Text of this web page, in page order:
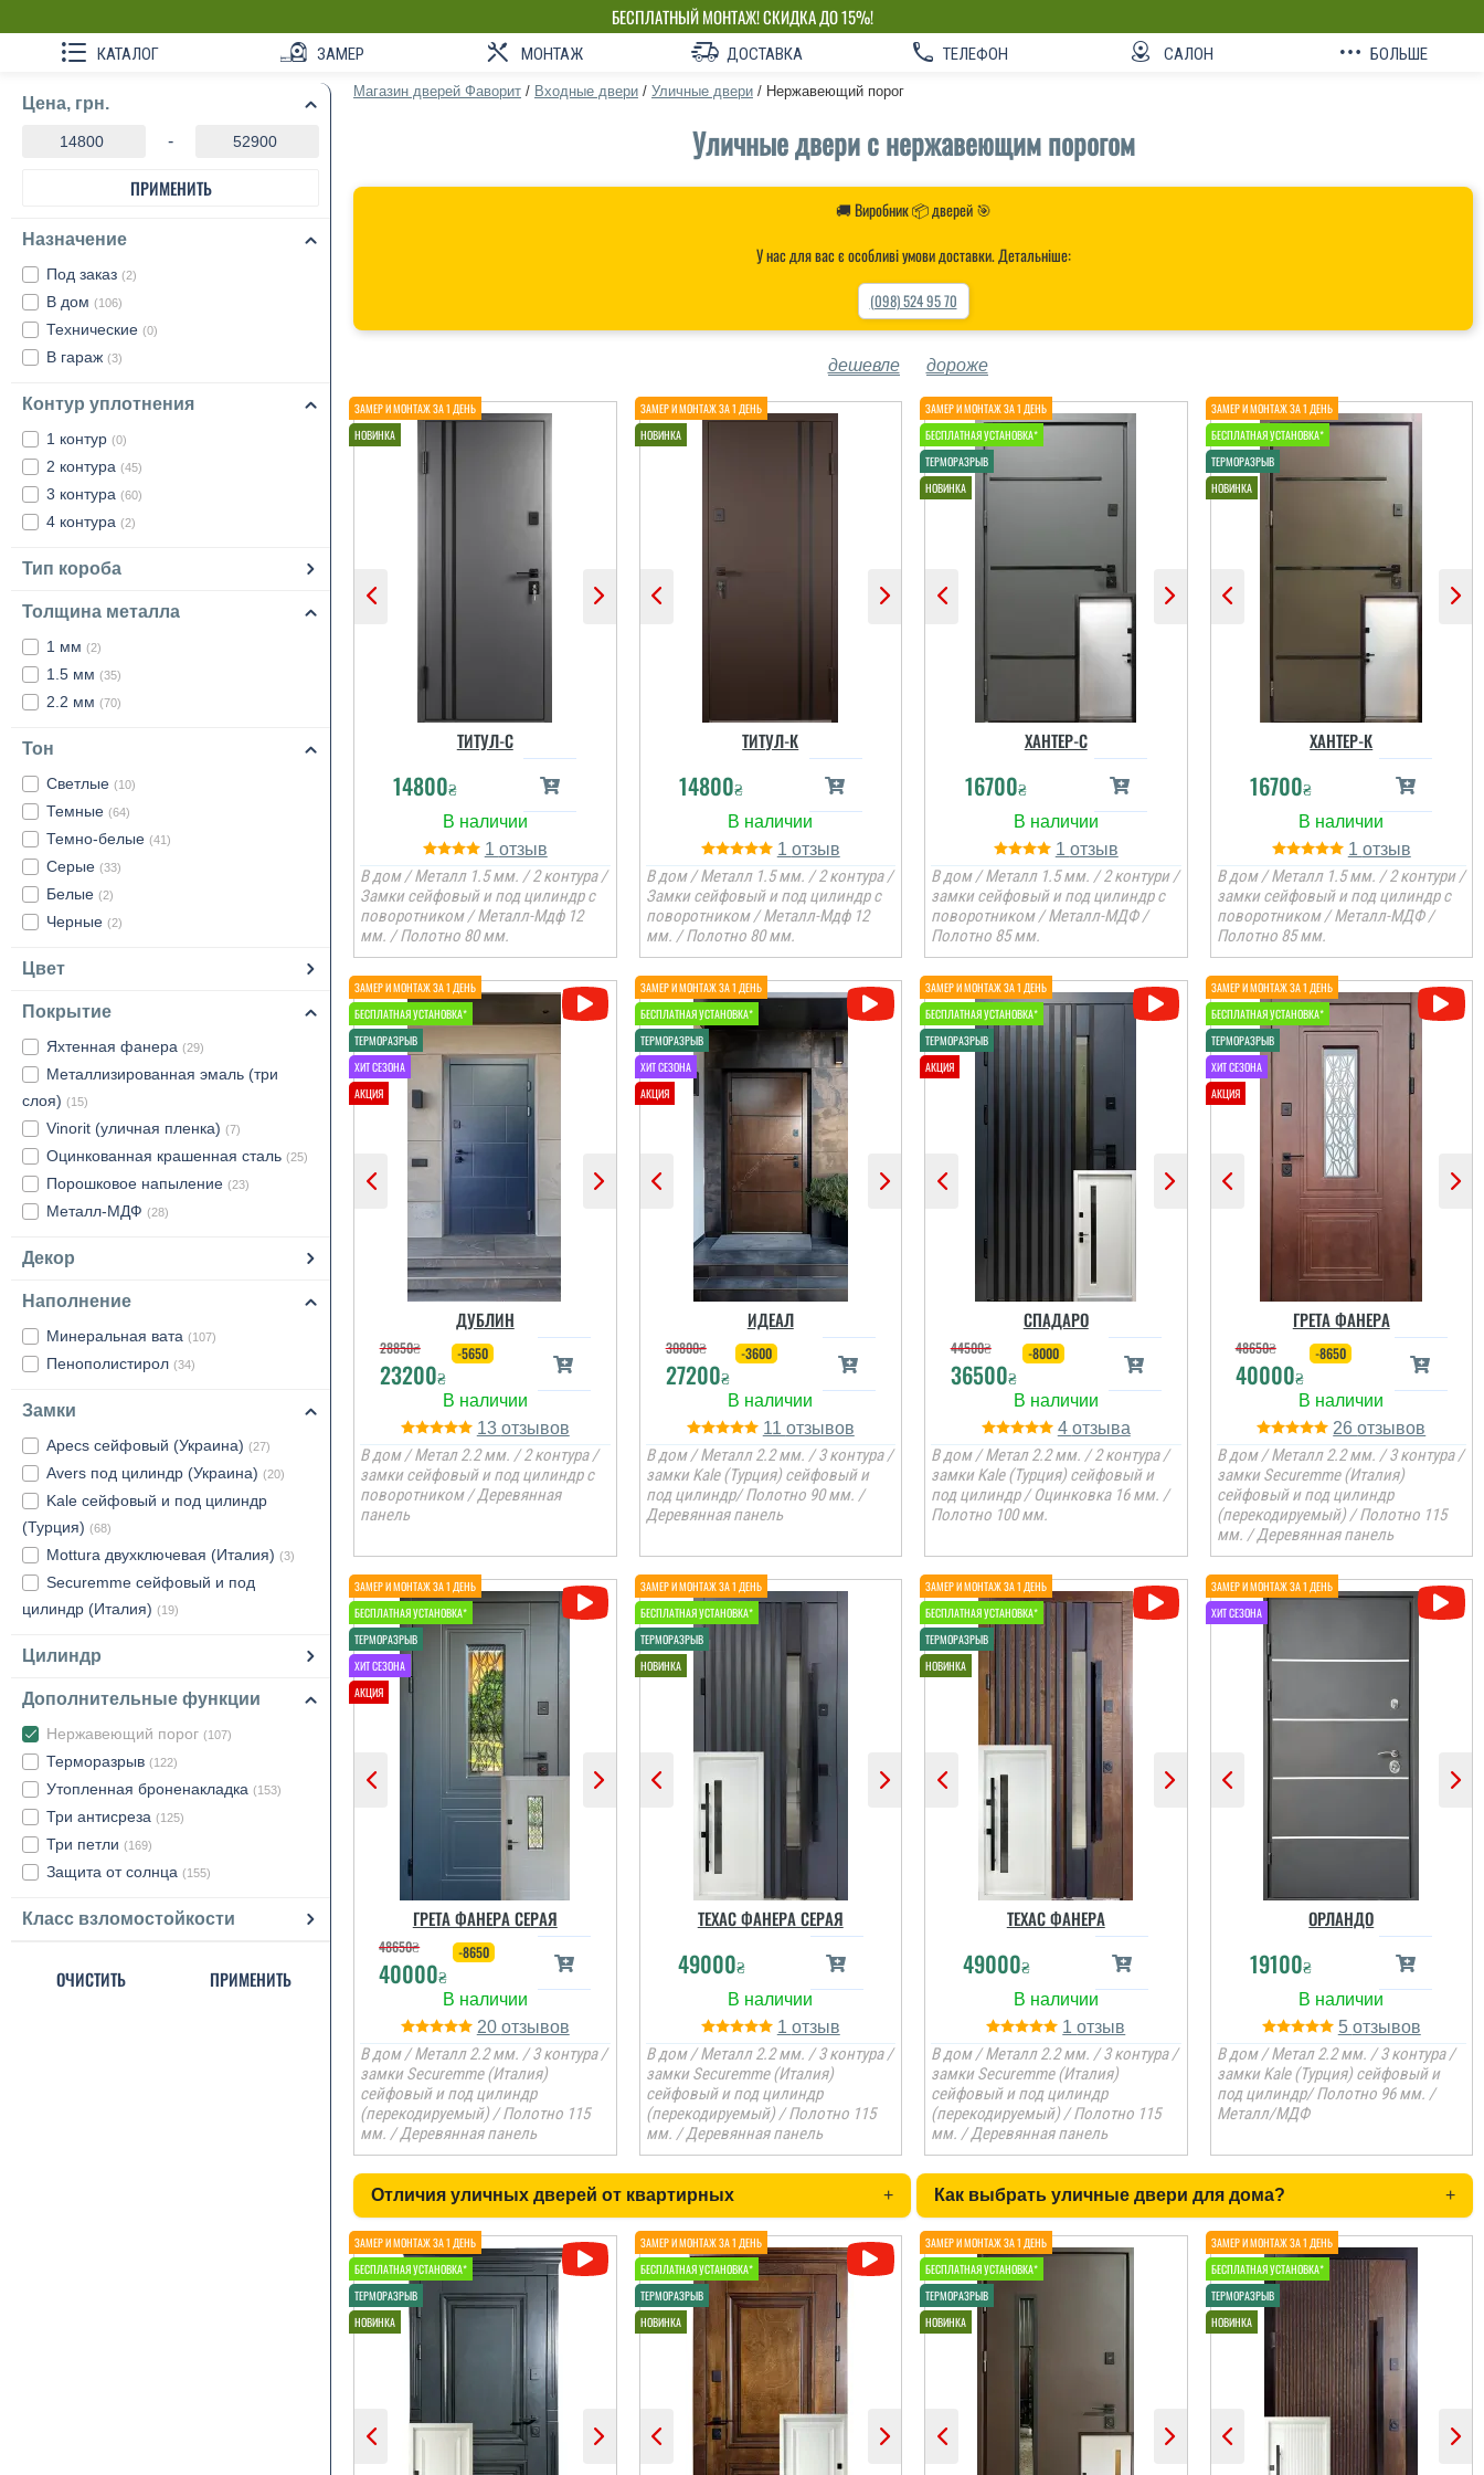
БЕСПЛАТНЫЙ МОНТАЖ! СКИДКА ДО 15%!
СОБСТВЕННОЕ ПРОИЗВОДСТВО-НЕ ПЕРЕПЛАЧИВАЙ!
КАТАЛОГ ЗАМЕР МОНТАЖ ДОСТАВКА ТЕЛЕФОН САЛОН БОЛЬШЕ
Цена, грн.
-
ПРИМЕНИТЬ
Назначение
Под заказ (2)
В дом (106)
Технические (0)
В гараж (3)
Контур уплотнения
1 контур (0)
2 контура (45)
3 контура (60)
4 контура (2)
Тип короба
Толщина металла
1 мм (2)
1.5 мм (35)
2.2 мм (70)
Тон
Светлые (10)
Темные (64)
Темно-белые (41)
Серые (33)
Белые (2)
Черные (2)
Цвет
Покрытие
Яхтенная фанера (29)
Металлизированная эмаль (три
слоя) (15)
Vinorit (уличная пленка) (7)
Оцинкованная крашенная сталь (25)
Порошковое напыление (23)
Металл-МДФ (28)
Декор
Наполнение
Минеральная вата (107)
Пенополистирол (34)
Замки
Apecs сейфовый (Украина) (27)
Avers под цилиндр (Украина) (20)
Kale сейфовый и под цилиндр
(Турция) (68)
Mottura двухключевая (Италия) (3)
Securemme сейфовый и под
цилиндр (Италия) (19)
Цилиндр
Дополнительные функции
Нержавеющий порог (107)
Терморазрыв (122)
Утопленная броненакладка (153)
Три антисреза (125)
Три петли (169)
Защита от солнца (155)
Класс взломостойкости
ОЧИСТИТЬ ПРИМЕНИТЬ
Магазин дверей Фаворит / Входные двери / Уличные двери / Нержавеющий порог
Уличные двери с нержавеющим порогом
🚚 Виробник 📦 дверей 🎯
У нас для вас є особливі умови доставки. Детальніше:
(098) 524 95 70
дешевле дороже
ТИТУЛ-C
14800₴
1
В дом / Металл 1.5 мм. / 2 контура /
Замки сейфовый и под цилиндр с
поворотником / Металл-Мдф 12
мм. / Полотно 80 мм.
ТИТУЛ-К
14800₴
1
В дом / Металл 1.5 мм. / 2 контура /
Замки сейфовый и под цилиндр с
поворотником / Металл-Мдф 12
мм. / Полотно 80 мм.
ХАНТЕР-С
16700₴
1
В дом / Металл 1.5 мм. / 2 контури /
замки сейфовый и под цилиндр с
поворотником / Металл-МДФ /
Полотно 85 мм.
ХАНТЕР-К
16700₴
1
В дом / Металл 1.5 мм. / 2 контури /
замки сейфовый и под цилиндр с
поворотником / Металл-МДФ /
Полотно 85 мм.
ДУБЛИН
28850₴
23200₴
-5650
13
В дом / Метал 2.2 мм. / 2 контура /
замки сейфовый и под цилиндр с
поворотником / Деревянная
панель
ИДЕАЛ
30800₴
27200₴
-3600
11
В дом / Металл 2.2 мм. / 3 контура /
замки Kale (Турция) сейфовый и
под цилиндр/ Полотно 90 мм. /
Деревянная панель
СПАДАРО
44500₴
36500₴
-8000
4
В дом / Метал 2.2 мм. / 2 контура /
замки Kale (Турция) сейфовый и
под цилиндр / Оцинковка 16 мм. /
Полотно 100 мм.
ГРЕТА ФАНЕРА
48650₴
40000₴
-8650
26
В дом / Металл 2.2 мм. / 3 контура /
замки Securemme (Италия)
сейфовый и под цилиндр
(перекодируемый) / Полотно 115
мм. / Деревянная панель
ГРЕТА ФАНЕРА СЕРАЯ
48650₴
40000₴
-8650
20
В дом / Металл 2.2 мм. / 3 контура /
замки Securemme (Италия)
сейфовый и под цилиндр
(перекодируемый) / Полотно 115
мм. / Деревянная панель
ТЕХАС ФАНЕРА СЕРАЯ
49000₴
1
В дом / Металл 2.2 мм. / 3 контура /
замки Securemme (Италия)
сейфовый и под цилиндр
(перекодируемый) / Полотно 115
мм. / Деревянная панель
ТЕХАС ФАНЕРА
49000₴
1
В дом / Металл 2.2 мм. / 3 контура /
замки Securemme (Италия)
сейфовый и под цилиндр
(перекодируемый) / Полотно 115
мм. / Деревянная панель
ОРЛАНДО
19100₴
5
В дом / Метал 2.2 мм. / 3 контура /
замки Kale (Турция) сейфовый и
под цилиндр/ Полотно 96 мм. /
Металл/МДФ
Отличия уличных дверей от квартирных + Как выбрать уличные двери для дома? +